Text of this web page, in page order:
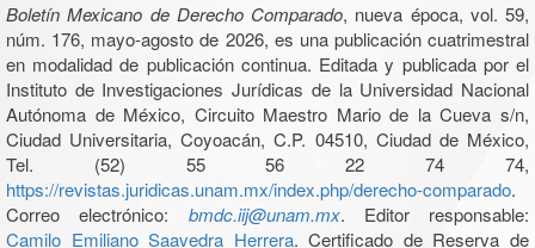
Boletín Mexicano de Derecho Comparado, nueva época, vol. 59,
núm. 176, mayo-agosto de 2026, es una publicación cuatrimestral
en modalidad de publicación continua. Editada y publicada por el
Instituto de Investigaciones Jurídicas de la Universidad Nacional
Autónoma de México, Circuito Maestro Mario de la Cueva s/n,
Ciudad Universitaria, Coyoacán, C.P. 04510, Ciudad de México,
Tel. (52) 55 56 22 74 74,
https://revistas.juridicas.unam.mx/index.php/derecho-comparado.
Correo electrónico: bmdc.iij@unam.mx. Editor responsable:
Camilo Emiliano Saavedra Herrera. Certificado de Reserva de